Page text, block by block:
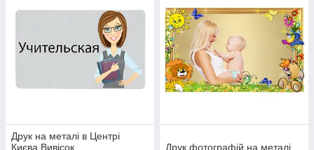
Друк на металі в Центрі
Києва Вивісок
Друк фотографій на металі